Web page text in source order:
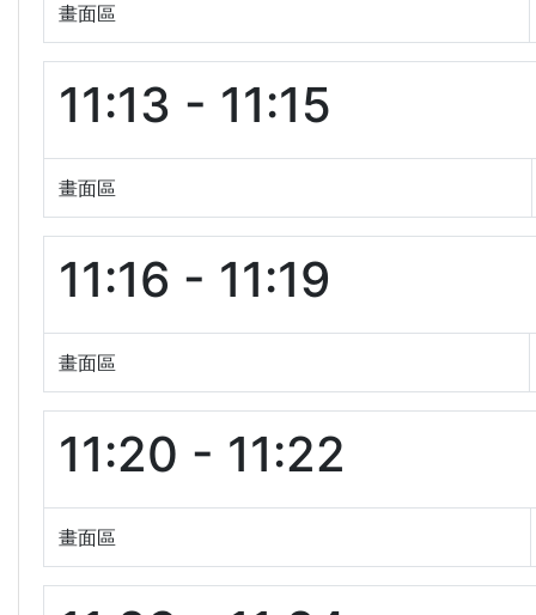
畫面區
11:13 - 11:15
畫面區
11:16 - 11:19
畫面區
11:20 - 11:22
畫面區